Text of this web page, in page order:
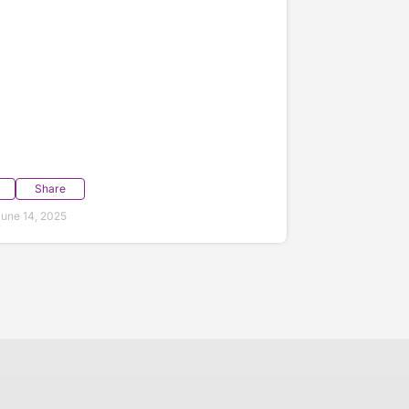
Share
14, 2025